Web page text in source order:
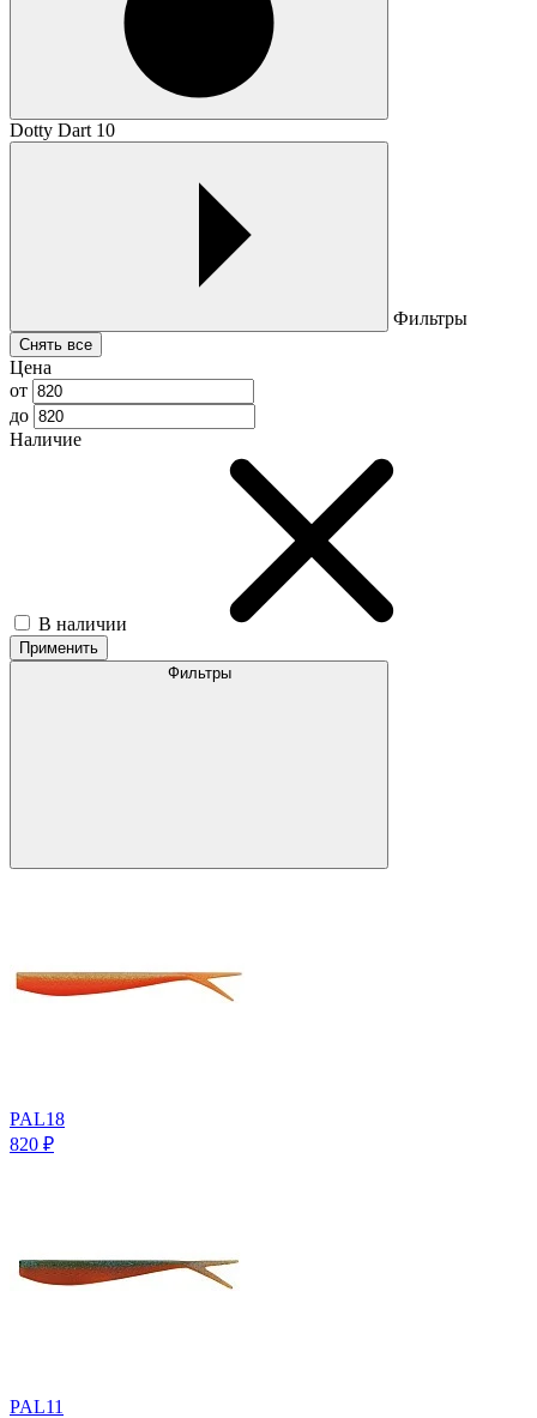
Dotty Dart 10
Фильтры
Снять все
Цена
от
до
Наличие
В наличии
Применить
Фильтры
PAL18
820 ₽
PAL11